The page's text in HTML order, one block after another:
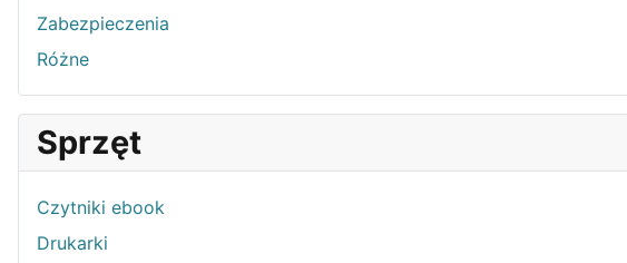
Zabezpieczenia
Różne
Sprzęt
Czytniki ebook
Drukarki